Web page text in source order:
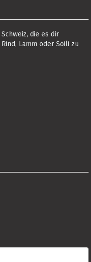
die es dir
Lamm oder Söili zu